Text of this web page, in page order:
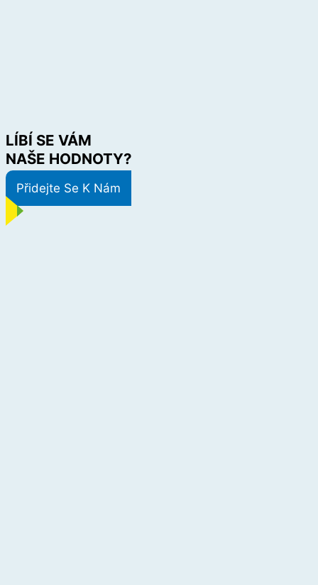
LÍBÍ SE VÁM
NAŠE HODNOTY?
Přidejte Se K Nám